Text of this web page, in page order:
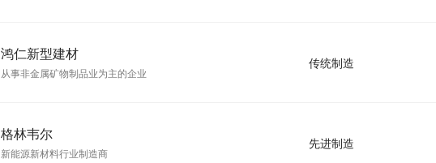
鸿仁新型建材
从事非金属矿物制品业为主的企业
传统制造
格林韦尔
新能源新材料行业制造商
先进制造